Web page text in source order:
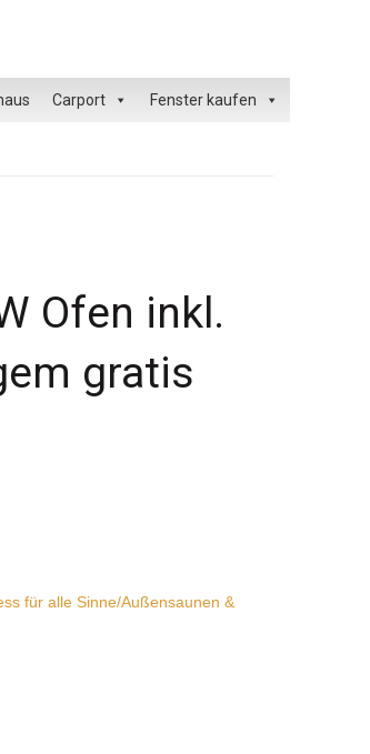
Carport Fenster kaufen
Ofen inkl.
gratis
für alle Sinne/Außensaunen &